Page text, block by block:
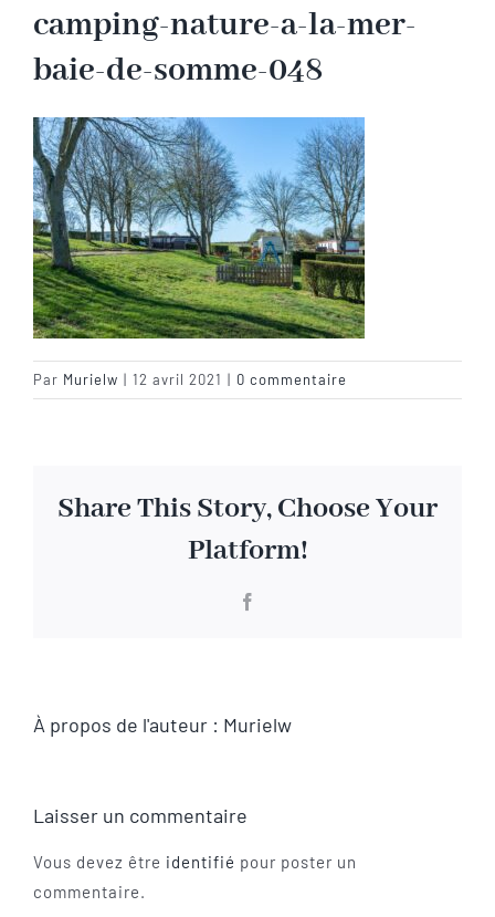
Les services
Les tarifs
Les activités en Baie de Somme
Les photos du camping
Visite virtuelle
camping-nature-a-la-mer-
baie-de-somme-048
Par Murielw | 12 avril 2021 | 0 commentaire
Share This Story, Choose Your
Platform!
À propos de l'auteur : Murielw
Laisser un commentaire
Vous devez être identifié pour poster un
commentaire.